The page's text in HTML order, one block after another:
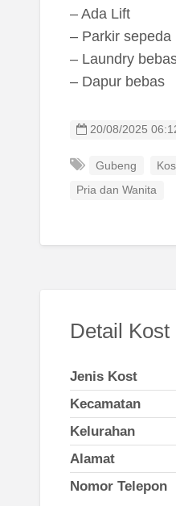
– Ada Lift
– Parkir sepeda
– Laundry
– Dapur bebas
20/08/2025
Gubeng
Pria dan Wanita
Detail Kost
Jenis Kost
Kecamatan
Kelurahan
Alamat
Nomor Telepon